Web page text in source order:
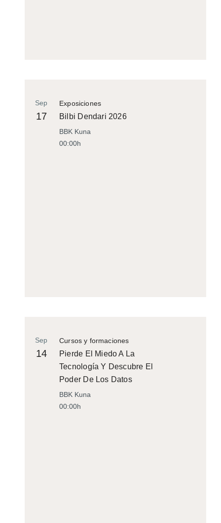
Exposiciones
Sep
17 Bilbi Dendari 2026
BBK Kuna
00:00h
Cursos y formaciones
Sep
14
Pierde El Miedo A La
Tecnología Y Descubre El
Poder De Los Datos
BBK Kuna
00:00h